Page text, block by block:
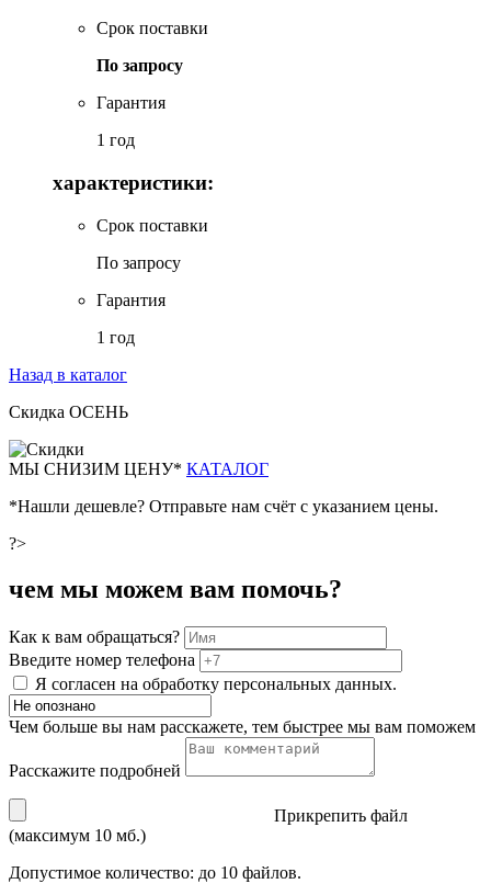
Срок поставки
По запросу
Гарантия
1 год
характеристики:
Срок поставки
По запросу
Гарантия
1 год
Назад в каталог
Скидка ОСЕНЬ
МЫ СНИЗИМ ЦЕНУ* КАТАЛОГ
*Нашли дешевле? Отправьте нам счёт с указанием цены.
?>
чем мы можем вам помочь?
Как к вам обращаться?
Введите номер телефона
Я согласен на обработку персональных данных.
Чем больше вы нам расскажете, тем быстрее мы вам поможем
Расскажите подробней
Прикрепить файл
(максимум 10 мб.)
Допустимое количество: до 10 файлов.